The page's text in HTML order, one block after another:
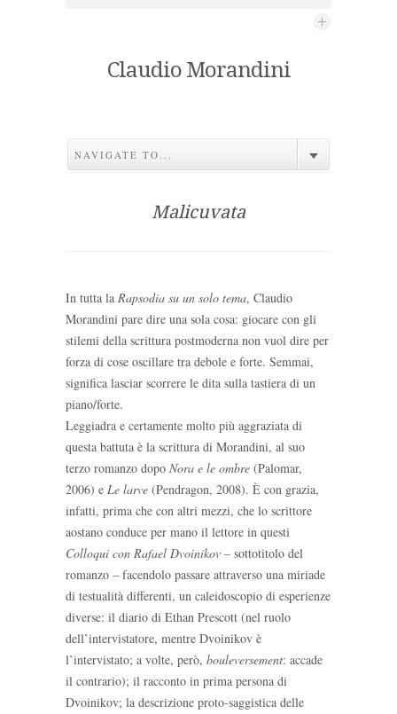
Claudio Morandini
NAVIGATE TO...
Malicuvata
In tutta la Rapsodia su un solo tema, Claudio
Morandini pare dire una sola cosa: giocare con gli
stilemi della scrittura postmoderna non vuol dire per
forza di cose oscillare tra debole e forte. Semmai,
significa lasciar scorrere le dita sulla tastiera di un
piano/forte.
Leggiadra e certamente molto più aggraziata di
questa battuta è la scrittura di Morandini, al suo
terzo romanzo dopo Nora e le ombre (Palomar,
2006) e Le larve (Pendragon, 2008). È con grazia,
infatti, prima che con altri mezzi, che lo scrittore
aostano conduce per mano il lettore in questi
Colloqui con Rafael Dvoinikov – sottotitolo del
romanzo – facendolo passare attraverso una miriade
di testualità differenti, un caleidoscopio di esperienze
diverse: il diario di Ethan Prescott (nel ruolo
dell’intervistatore, mentre Dvoinikov è
l’intervistato; a volte, però, bouleversement: accade
il contrario); il racconto in prima persona di
Dvoinikov; la descrizione proto-saggistica delle